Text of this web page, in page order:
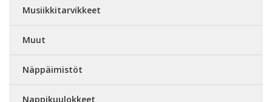
Musiikkitarvikkeet
Muut
Näppäimistöt
Nappikuulokkeet